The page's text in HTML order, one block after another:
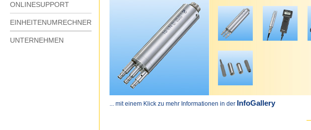
ONLINESUPPORT
EINHEITENUMRECHNER
UNTERNEHMEN
... mit einem Klick zu mehr Informationen in der InfoGallery